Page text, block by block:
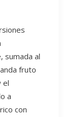
sumada al
fruto
el
a
con